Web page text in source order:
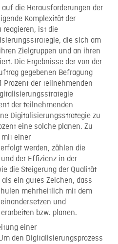
die Herausforderungen der
Komplexität der
reagieren, ist die
die sich am
Zielgruppen und an ihren
Die Ergebnisse der von der
gegebenen Befragung
Prozent der teilnehmenden
der teilnehmenden
Digitalisierungsstrategie zu
eine solche planen. Zu
einer
werden, zählen die
der Effizienz in der
die Steigerung der Qualität
ein gutes Zeichen, dass
mehrheitlich mit dem
und
bzw. planen.
einer
den Digitalisierungsprozess